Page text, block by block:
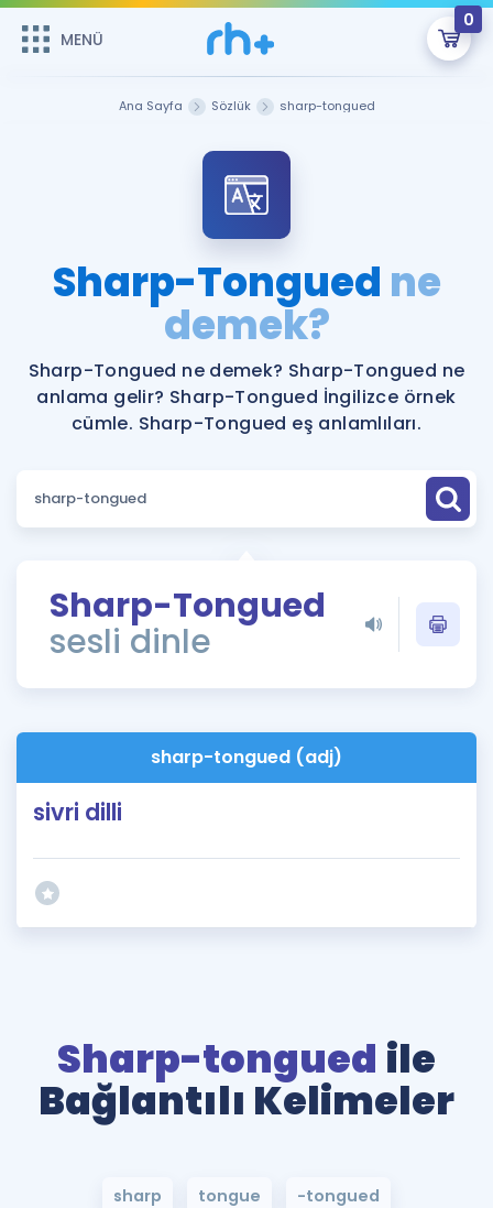
MENÜ
0
Şifremi Hatırlamıyorum
Sepetin Şu An Boş.
Remzi Hoca ile seni sınava hazırlayacak onlarca eğitim seni
bekliyor!
MENÜ
Katılımcı Görüşleri
Faydalı Araçlar
Ücretsiz Kaynaklar
Puan Hesaplama
ÖSYM Sınav Takvimi
Kampanyalar
İngilizce Gramer
İngilizce Gramer
Ana Sayfa Sözlük sharp-tongued
Sharp-Tongued ne
demek?
Sharp-Tongued ne demek? Sharp-Tongued ne
anlama gelir? Sharp-Tongued İngilizce örnek
cümle. Sharp-Tongued eş anlamlıları.
Sharp-Tongued
sesli dinle
sharp-tongued (adj)
sivri dilli
Sharp-tongued ile
Bağlantılı Kelimeler
sharp tongue -tongued